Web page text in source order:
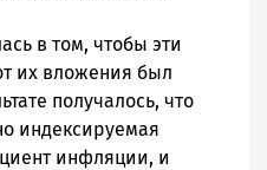
в том, чтобы эти
их вложения был
получалось, что
индексируемая
инфляции, и